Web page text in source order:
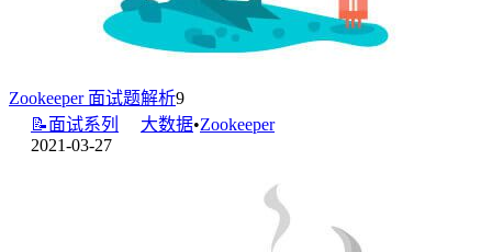
Zookeeper 面试题解析9
📝面试系列
大数据•Zookeeper
2021-03-27